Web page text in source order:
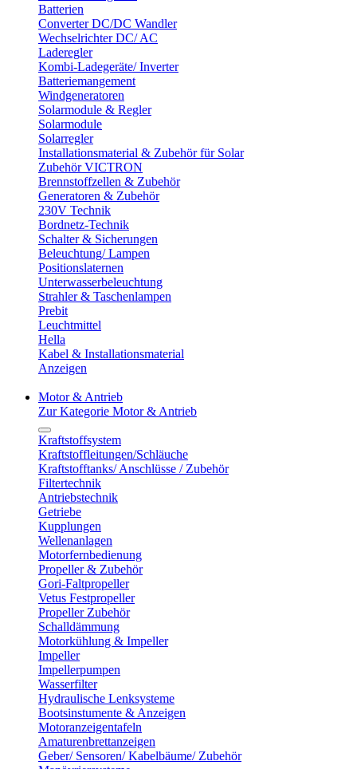
Batterien
Converter DC/DC Wandler
Wechselrichter DC/ AC
Laderegler
Kombi-Ladegeräte/ Inverter
Batteriemangement
Windgeneratoren
Solarmodule & Regler
Solarmodule
Solarregler
Installationsmaterial & Zubehör für Solar
Zubehör VICTRON
Brennstoffzellen & Zubehör
Generatoren & Zubehör
230V Technik
Bordnetz-Technik
Schalter & Sicherungen
Beleuchtung/ Lampen
Positionslaternen
Unterwasserbeleuchtung
Strahler & Taschenlampen
Prebit
Leuchtmittel
Hella
Kabel & Installationsmaterial
Anzeigen
Motor & Antrieb
Zur Kategorie Motor & Antrieb
Kraftstoffsystem
Kraftstoffleitungen/Schläuche
Kraftstofftanks/ Anschlüsse / Zubehör
Filtertechnik
Antriebstechnik
Getriebe
Kupplungen
Wellenanlagen
Motorfernbedienung
Propeller & Zubehör
Gori-Faltpropeller
Vetus Festpropeller
Propeller Zubehör
Schalldämmung
Motorkühlung & Impeller
Impeller
Impellerpumpen
Wasserfilter
Hydraulische Lenksysteme
Bootsinstumente & Anzeigen
Motoranzeigentafeln
Amaturenbrettanzeigen
Geber/ Sensoren/ Kabelbäume/ Zubehör